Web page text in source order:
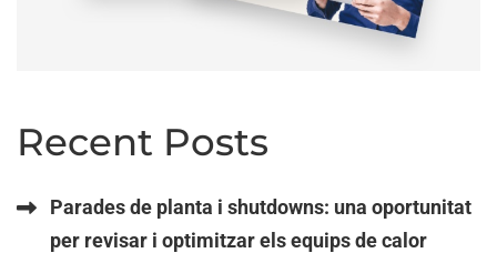
Recent Posts
Parades de planta i shutdowns: una oportunitat
per revisar i optimitzar els equips de calor